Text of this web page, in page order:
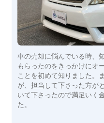
車の売却に悩んでいる時、
もらったのをきっかけにオ
ことを初めて知りました。
が、担当して下さった方が
いて下さったので満足いく
た。